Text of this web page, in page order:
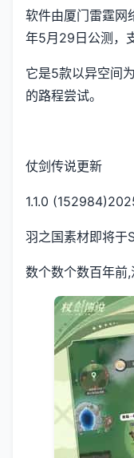
软件由厦门雷霆网
年5月29日公测，
它是5款以异空间
的路程尝试。
仗剑传说更新
1.1.0
羽之国素材即将于
数个数个数百年前,